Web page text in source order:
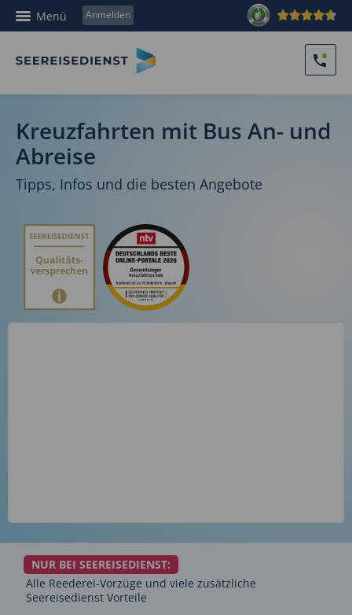
Menü Anmelden
Kreuzfahrten mit Bus An- und
Abreise
Tipps, Infos und die besten Angebote
NUR BEI SEEREISEDIENST:
Alle Reederei-Vorzüge und viele zusätzliche
Seereisedienst Vorteile